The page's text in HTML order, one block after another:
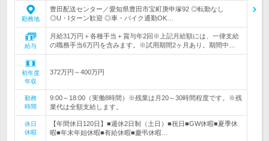
勤務地
豊田配送センター／愛知県豊田市宝町庚申塚92 ◎転勤なし
◎U・Iターン歓迎 ◎車・バイク通勤OK…
給与
月給31万円＋各種手当＋賞与年2回※上記月給額には、一律支給
の職務手当6万円を含みます。※試用期間2ヶ月あり。期間中…
初年度
年収
372万円～400万円
勤務
時間
9:00～18:00（実働8時間）※残業は月20～30時間程度です。※残
業代は全額支給します。
休日
休暇
【年間休日120日】■週休2日制（土日）■祝日■GW休暇■夏季休
暇■年末年始休暇■有給休暇■慶弔休暇…